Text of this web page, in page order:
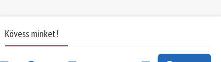
Kövess minket!